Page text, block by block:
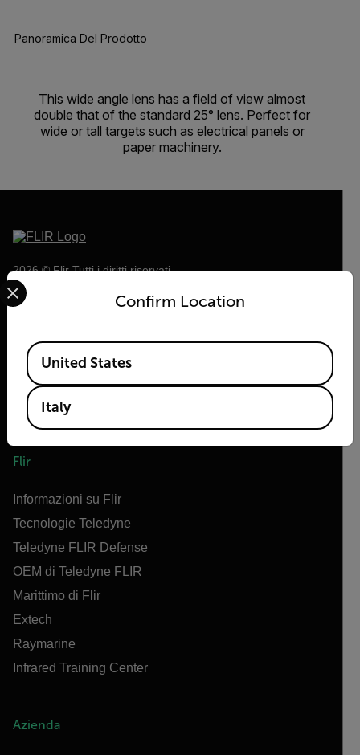
Panoramica Del Prodotto
This wide angle lens has a field of view almost
double that of the standard 25° lens. Perfect for
wide or tall targets such as electrical panels or
paper machinery.
2026 © Flir Tutti i diritti riservati.
Flir
Informazioni su Flir
Tecnologie Teledyne
Teledyne FLIR Defense
OEM di Teledyne FLIR
Marittimo di Flir
Extech
Raymarine
Infrared Training Center
Azienda
Confirm Location
Select your preferred country and language from the
Available Locations
United States
Italy